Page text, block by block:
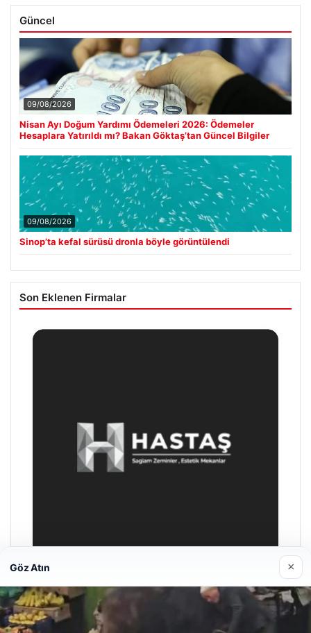
Güncel
09/08/2026
Nisan Ayı Doğum Yardımı Ödemeleri 2026: Ödemeler
Hesaplara Yatırıldı mı? Bakan Göktaş’tan Güncel Bilgiler
09/08/2026
Sinop’ta kefal sürüsü dronla böyle görüntülendi
Son Eklenen Firmalar
Enes Kaplan Avukatlık Bürosu
28/04/2026
Göz Atın ×